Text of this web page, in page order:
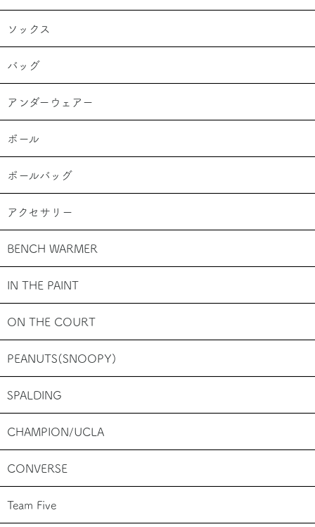
ソックス
バッグ
アンダーウェアー
ボール
ボールバッグ
アクセサリー
BENCH WARMER
IN THE PAINT
ON THE COURT
PEANUTS(SNOOPY)
SPALDING
CHAMPION/UCLA
CONVERSE
Team Five